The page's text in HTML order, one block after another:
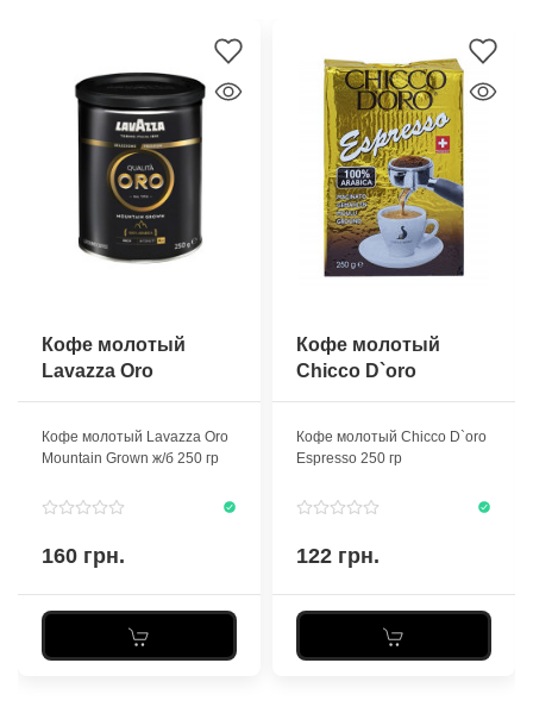
Кофе молотый
Lavazza Oro
Mountain Grown ж/б
Кофе молотый Lavazza Oro
Mountain Grown ж/б 250 гр
160 грн.
Кофе молотый
Chicco D`oro
Espresso 250 гр
Кофе молотый Chicco D`oro
Espresso 250 гр
122 грн.